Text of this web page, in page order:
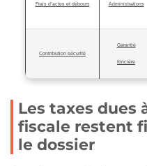
Frais d’actes et débours Administrations
Contribution sécurité
Garantie
foncière
Les taxes dues
fiscale restent
le dossier